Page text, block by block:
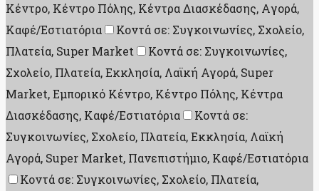
Κέντρο, Κέντρο Πόλης, Κέντρα Διασκέδασης, Aγορά,
Καφέ/Εστιατόρια
Κοντά σε: Συγκοινωνίες, Σχολείο,
Πλατεία, Super Market
Κοντά σε: Συγκοινωνίες,
Σχολείο, Πλατεία, Εκκλησία, Λαϊκή Αγορά, Super
Market, Εμπορικό Κέντρο, Κέντρο Πόλης, Κέντρα
Διασκέδασης, Καφέ/Εστιατόρια
Κοντά σε:
Συγκοινωνίες, Σχολείο, Πλατεία, Εκκλησία, Λαϊκή
Αγορά, Super Market, Πανεπιστήμιο, Καφέ/Εστιατόρια
Κοντά σε: Συγκοινωνίες, Σχολείο, Πλατεία,